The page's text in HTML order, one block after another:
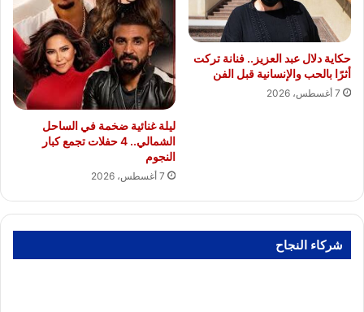
حكاية دلال عبد العزيز.. فنانة تركت
أثرًا بالحب والإنسانية قبل الفن
7 أغسطس، 2026
ليلة غنائية ضخمة في الساحل
الشمالي.. 4 حفلات تجمع كبار
النجوم
7 أغسطس، 2026
شركاء النجاح